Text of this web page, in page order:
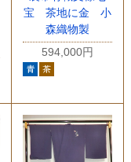
宝 茶地に金 小
森織物製
594,000円